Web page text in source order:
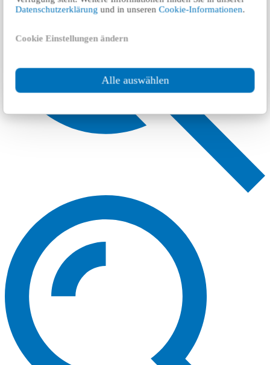
Datenschutzerklärung und in unserenCookie-Informationen.
Cookie Einstellungen ändern
Alle auswählen